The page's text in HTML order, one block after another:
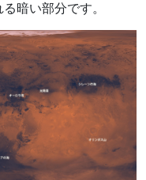
暗い部分です。